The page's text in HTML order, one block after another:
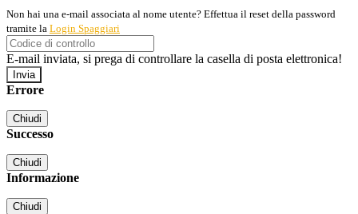
Non hai una e-mail associata al nome utente? Effettua il reset della password
tramite la Login Spaggiari
E-mail inviata, si prega di controllare la casella di posta elettronica!
Errore
Chiudi
Successo
Chiudi
Informazione
Chiudi